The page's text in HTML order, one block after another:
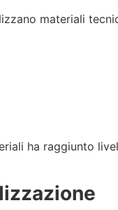
materiali
ha raggiunto